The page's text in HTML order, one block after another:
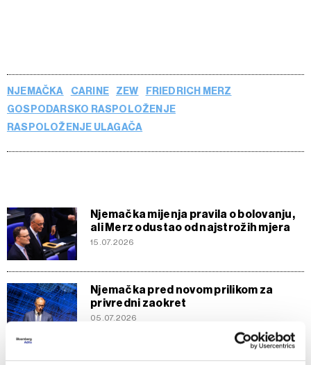
NJEMAČKA CARINE ZEW
FRIEDRICH MERZ
GOSPODARSKO RASPOLOŽENJE
RASPOLOŽENJE ULAGAČA
Njemačka mijenja pravila o bolovanju,
ali Merz odustao od najstrožih mjera
15.07.2026
Njemačka pred novom prilikom za
privredni zaokret
05.07.2026